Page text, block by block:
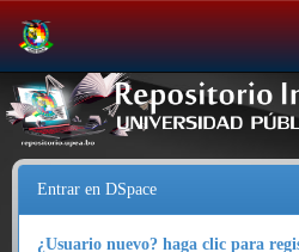
Salir
de
la
navegación
Entrar en DSpace
¿Usuario nuevo? haga clic para